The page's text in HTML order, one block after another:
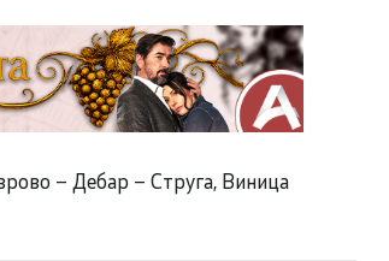
– Дебар – Струга, Виница